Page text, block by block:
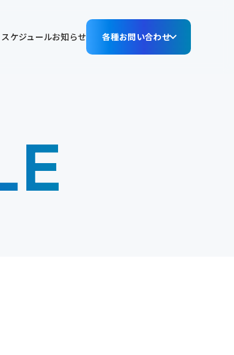
ケジュールお知らせ 各種お問い合わせ